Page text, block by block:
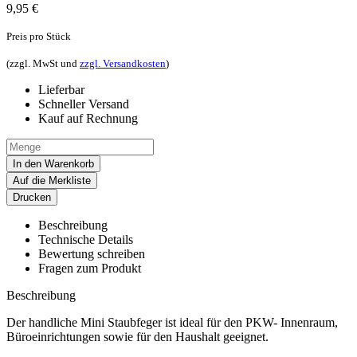
9,95 €
Preis pro Stück
(zzgl. MwSt und zzgl. Versandkosten)
Lieferbar
Schneller Versand
Kauf auf Rechnung
In den Warenkorb
Auf die Merkliste
Drucken
Beschreibung
Technische Details
Bewertung schreiben
Fragen zum Produkt
Beschreibung
Der handliche Mini Staubfeger ist ideal für den PKW- Innenraum,
Büroeinrichtungen sowie für den Haushalt geeignet.